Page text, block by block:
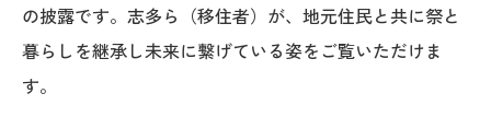
の披露です。志多ら（移住者）が、地元住民と共に祭と
暮らしを継承し未来に繋げている姿をご覧いただけま
す。